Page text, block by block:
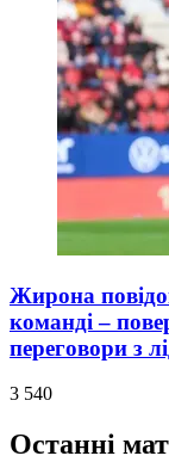
Жирона
команді –
переговори з
3 540
Останні